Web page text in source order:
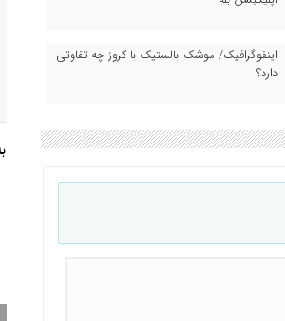
اینفوگرافیک/ موشک بالستیک با کروز چه تفاوتی
دارد؟